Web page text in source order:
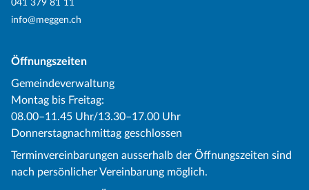
041 379 81 11
info@meggen.ch
Öffnungszeiten
Gemeindeverwaltung
Montag bis Freitag:
08.00–11.45 Uhr/13.30–17.00 Uhr
Donnerstagnachmittag geschlossen
Terminvereinbarungen ausserhalb der Öffnungszeiten sind
nach persönlicher Vereinbarung möglich.